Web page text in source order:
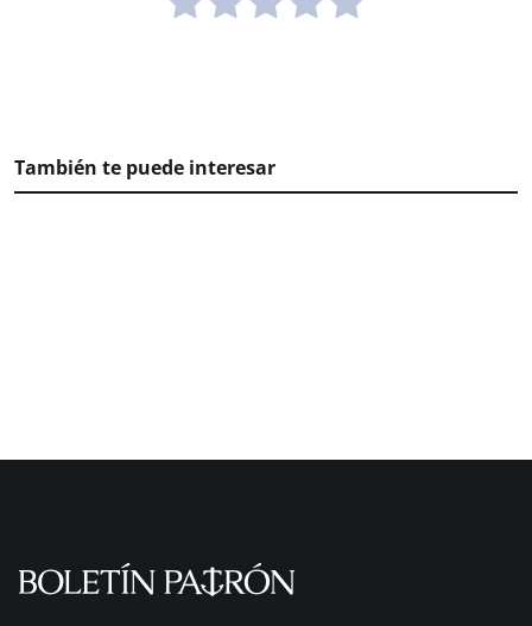
También te puede interesar